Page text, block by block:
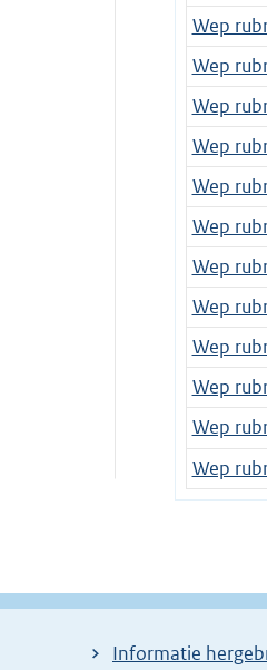
Wep
Wep
Wep
Wep
Wep
Wep
Wep
Wep
Wep
Wep
Wep
Wep
Informatie